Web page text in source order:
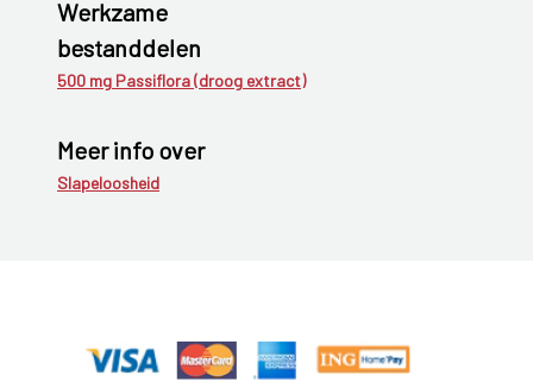
Werkzame
bestanddelen
500 mg Passiflora (droog extract)
Meer info over
Slapeloosheid